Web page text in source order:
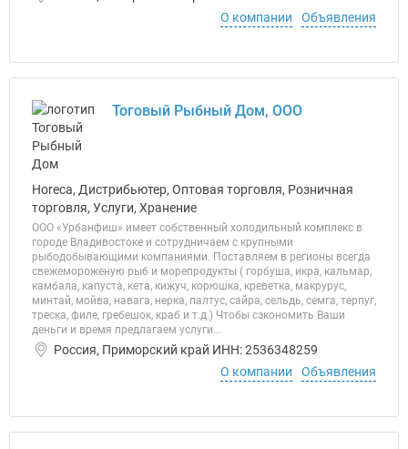
О компании
Объявления
Тоговый Рыбный Дом, ООО
Horeca, Дистрибьютер, Оптовая торговля, Розничная
торговля, Услуги, Хранение
ООО «Урбанфиш» имеет собственный холодильный комплекс в
городе Владивостоке и сотрудничаем с крупными
рыбодобывающими компаниями. Поставляем в регионы всегда
свежемороженую рыб и морепродукты ( горбуша, икра, кальмар,
камбала, капуста, кета, кижуч, корюшка, креветка, макрурус,
минтай, мойва, навага, нерка, палтус, сайра, сельдь, семга, терпуг,
треска, филе, гребешок, краб и т.д.) Чтобы сэкономить Ваши
деньги и время предлагаем услуги...
Россия, Приморский край ИНН: 2536348259
О компании
Объявления